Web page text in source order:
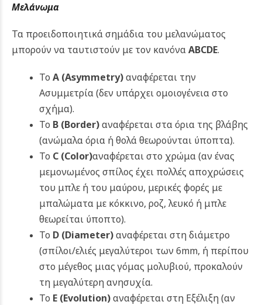
Μελάνωμα
Τα προειδοποιητικά σημάδια του μελανώματος
μπορούν να ταυτιστούν με τον κανόναABCDE.
Το Α (Asymmetry)αναφέρεται την
Ασυμμετρία (δεν υπάρχει ομοιογένεια στο
σχήμα).
Το Β (Border)αναφέρεται στα όρια της βλάβης
(ανώμαλα όρια ή θολά θεωρούνται ύποπτα).
Το C (Color)αναφέρεται στο χρώμα (αν ένας
μεμονωμένος σπίλος έχει πολλές αποχρώσεις
του μπλε ή του μαύρου, μερικές φορές με
μπαλώματα με κόκκινο, ροζ, λευκό ή μπλε
θεωρείται ύποπτο).
Το D (Diameter)αναφέρεται στη διάμετρο
(σπίλοι/ελιές μεγαλύτεροι των 6mm, ή περίπου
στο μέγεθος μιας γόμας μολυβιού, προκαλούν
τη μεγαλύτερη ανησυχία.
Το Ε (Evolution)αναφέρεται στη Εξέλιξη (αν